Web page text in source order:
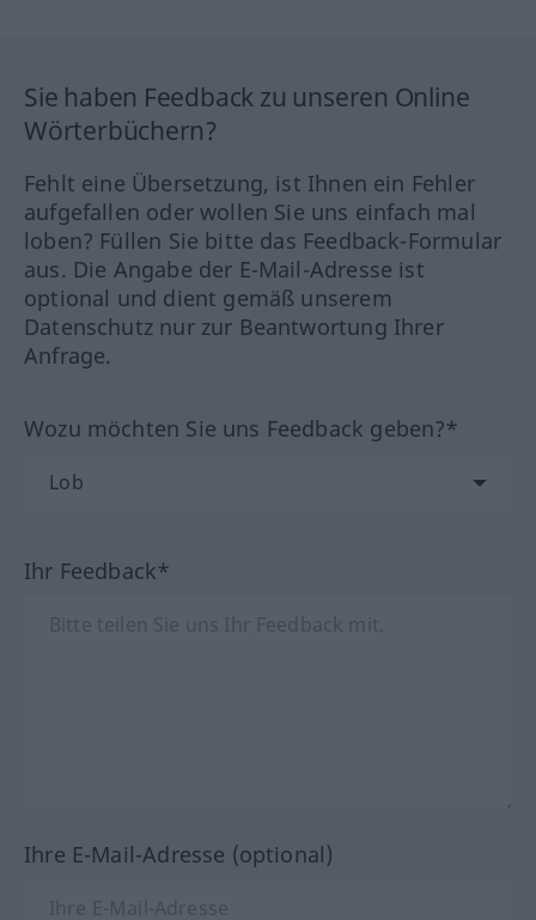
Sie haben Feedback zu unseren Online
Wörterbüchern?
Fehlt eine Übersetzung, ist Ihnen ein Fehler
aufgefallen oder wollen Sie uns einfach mal
loben? Füllen Sie bitte das Feedback-Formular
aus. Die Angabe der E-Mail-Adresse ist
optional und dient gemäß unserem
Datenschutz nur zur Beantwortung Ihrer
Anfrage.
Wozu möchten Sie uns Feedback geben?*
Ihr Feedback*
Ihre E-Mail-Adresse (optional)